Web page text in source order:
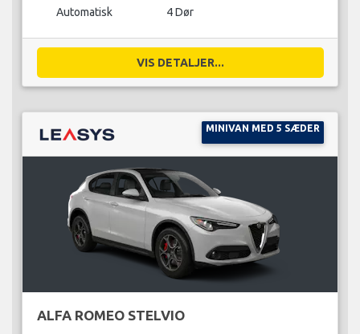
Automatisk 4 Dør
VIS DETALJER...
MINIVAN MED 5 SÆDER
ALFA ROMEO STELVIO